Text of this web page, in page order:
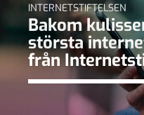
INTERNETSTIFTELSEN
Bakom
största
från